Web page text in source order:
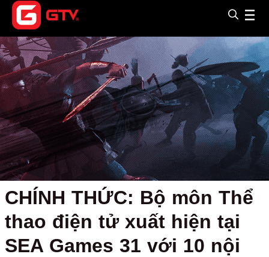
CHÍNH THỨC: Bộ môn Thể
thao điện tử xuất hiện tại
SEA Games 31 với 10 nội